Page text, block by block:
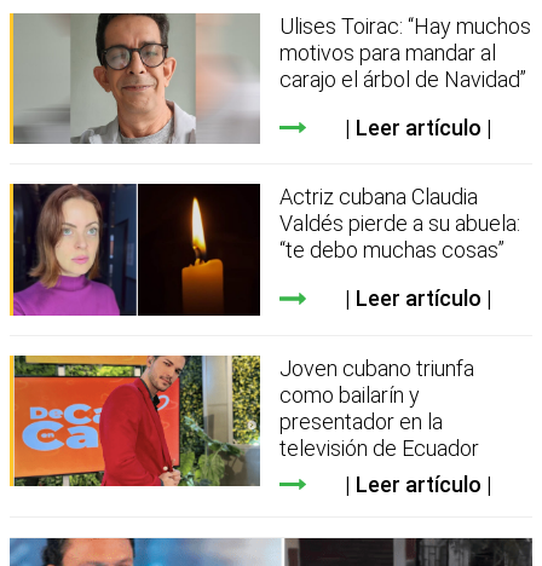
Ulises Toirac: “Hay muchos
motivos para mandar al
carajo el árbol de Navidad”
Leer artículo
Actriz cubana Claudia
Valdés pierde a su abuela:
“te debo muchas cosas”
Leer artículo
Joven cubano triunfa
como bailarín y
presentador en la
televisión de Ecuador
Leer artículo